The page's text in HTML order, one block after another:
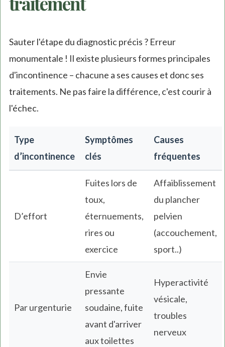
Sauter l'étape du diagnostic précis ? Erreur
monumentale ! Il existe plusieurs formes principales
d'incontinence – chacune a ses causes et donc ses
traitements. Ne pas faire la différence, c'est courir à
l'échec.
Type
d’incontinence
Symptômes
clés
Causes
fréquentes
D’effort
Fuites lors de
toux,
éternuements,
rires ou
exercice
Affaiblissement
du plancher
pelvien
(accouchement,
sport..)
Par urgenturie
Envie
pressante
soudaine, fuite
avant d'arriver
aux toilettes
Hyperactivité
vésicale,
troubles
nerveux